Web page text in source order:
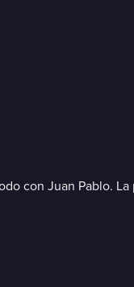
con Juan Pablo.